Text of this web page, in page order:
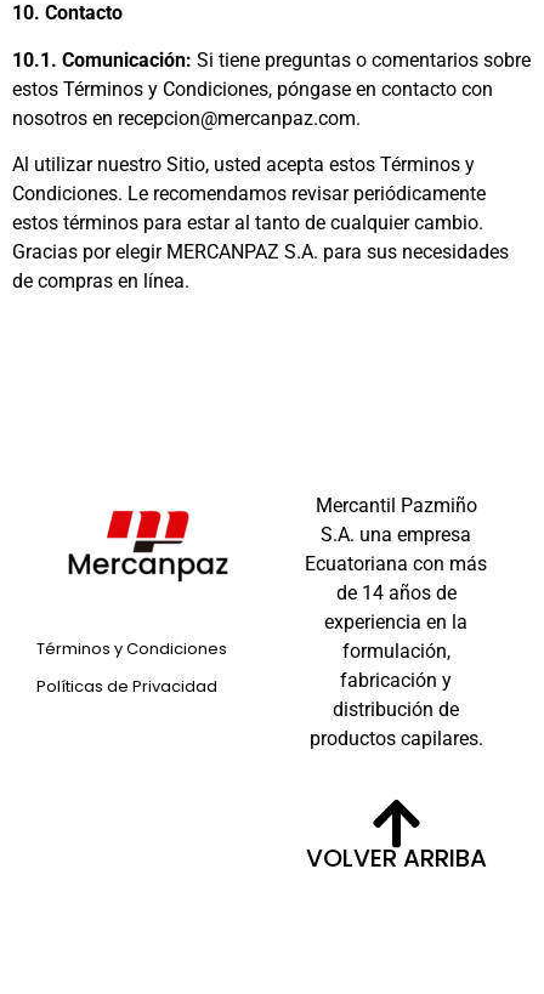
10. Contacto
10.1. Comunicación: Si tiene preguntas o comentarios sobre
estos Términos y Condiciones, póngase en contacto con
nosotros en recepcion@mercanpaz.com.
Al utilizar nuestro Sitio, usted acepta estos Términos y
Condiciones. Le recomendamos revisar periódicamente
estos términos para estar al tanto de cualquier cambio.
Gracias por elegir MERCANPAZ S.A. para sus necesidades
de compras en línea.
Mercantil Pazmiño
S.A. una empresa
Ecuatoriana con más
de 14 años de
experiencia en la
formulación,
fabricación y
distribución de
productos capilares.
VOLVER ARRIBA
Términos y Condiciones
Políticas de Privacidad